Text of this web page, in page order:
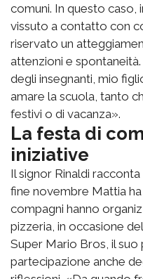
comuni. In questo caso,
vissuto a contatto con
riservato un
attenzioni e
degli insegnanti, mio
amare la scuola, tanto
festivi o di vacanza».
La festa di
iniziative
Il signor Rinaldi
fine novembre Mattia
compagni hanno
pizzeria, in occasione
Super Mario Bros, il
partecipazione anche